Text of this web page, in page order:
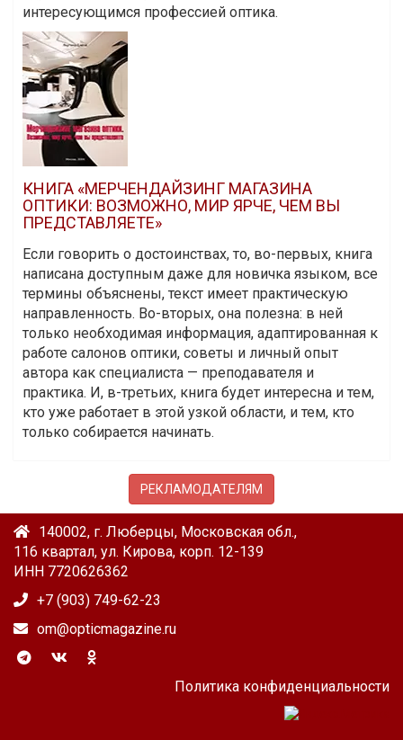
интересующимся профессией оптика.
КНИГА «МЕРЧЕНДАЙЗИНГ МАГАЗИНА
ОПТИКИ: ВОЗМОЖНО, МИР ЯРЧЕ, ЧЕМ ВЫ
ПРЕДСТАВЛЯЕТЕ»
Если говорить о достоинствах, то, во-первых, книга
написана доступным даже для новичка языком, все
термины объяснены, текст имеет практическую
направленность. Во-вторых, она полезна: в ней
только необходимая информация, адаптированная к
работе салонов оптики, советы и личный опыт
автора как специалиста — преподавателя и
практика. И, в-третьих, книга будет интересна и тем,
кто уже работает в этой узкой области, и тем, кто
только собирается начинать.
РЕКЛАМОДАТЕЛЯМ
140002, г. Люберцы, Московская обл.,
116 квартал, ул. Кирова, корп. 12-139
ИНН 7720626362
+7 (903) 749-62-23
om@opticmagazine.ru
Политика конфиденциальности